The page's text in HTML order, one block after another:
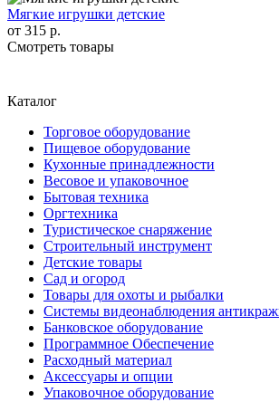
Мягкие игрушки детские
от 315 р.
Смотреть товары
Каталог
Торговое оборудование
Пищевое оборудование
Кухонные принадлежности
Весовое и упаковочное
Бытовая техника
Оргтехника
Туристическое снаряжение
Строительный инструмент
Детские товары
Сад и огород
Товары для охоты и рыбалки
Системы видеонаблюдения
Банковское оборудование
Программное Обеспечение
Расходный материал
Аксессуары и опции
Упаковочное оборудование